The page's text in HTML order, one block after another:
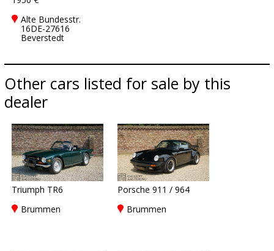
Alte Bundesstr.
16DE-27616
Beverstedt
Other cars listed for sale by this
dealer
Triumph TR6
Brummen
Porsche 911 / 964
Brummen